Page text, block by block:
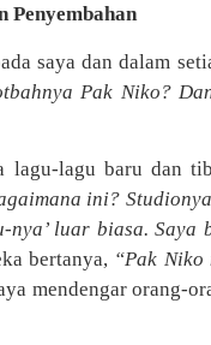
Penyembahan
saya dan dalam
Pak Niko?
lagu-lagu baru dan
ini?
luar biasa.
bertanya, “Pak Niko
mendengar orang-